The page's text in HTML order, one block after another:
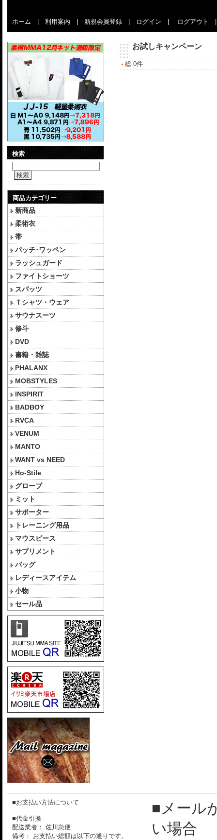
ホーム 利用案内 新規会員登録 ログイン ログアウト
検索
検索
商品カテゴリー
新商品
柔術衣
帯
パッチ･ワッペン
ラッシュガード
ファイトショーツ
スパッツ
Ｔシャツ・ウェア
サウナスーツ
修斗
DVD
書籍・雑誌
PHALANX
MOBSTYLES
INSPIRIT
BADBOY
RVCA
VENUM
MANTO
WANT vs NEED
Ho-Stile
グローブ
ミット
サポーター
トレーニング用品
マウスピース
サプリメント
バッグ
レディースアイテム
小物
セール品
お試しキャンペーン
総 0件
■お支払い方法について
■代金引換
配送業者： 佐川急便
備考： お支払い総額は以下の通りです。
■メール
い場合